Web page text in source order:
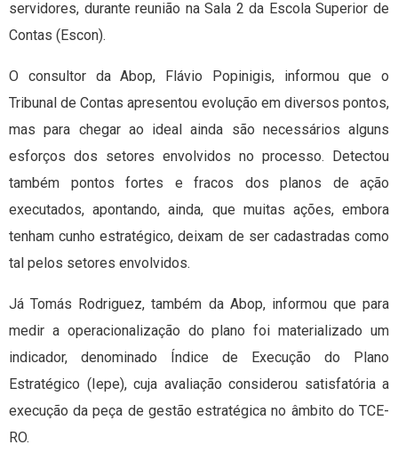
servidores, durante reunião na Sala 2 da Escola Superior de
Contas (Escon).
O consultor da Abop, Flávio Popinigis, informou que o
Tribunal de Contas apresentou evolução em diversos pontos,
mas para chegar ao ideal ainda são necessários alguns
esforços dos setores envolvidos no processo. Detectou
também pontos fortes e fracos dos planos de ação
executados, apontando, ainda, que muitas ações, embora
tenham cunho estratégico, deixam de ser cadastradas como
tal pelos setores envolvidos.
Já Tomás Rodriguez, também da Abop, informou que para
medir a operacionalização do plano foi materializado um
indicador, denominado Índice de Execução do Plano
Estratégico (Iepe), cuja avaliação considerou satisfatória a
execução da peça de gestão estratégica no âmbito do TCE-
RO.